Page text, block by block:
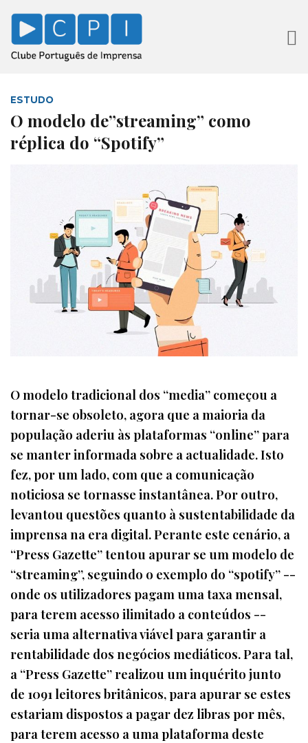
ESTUDO
O modelo de”streaming” como
réplica do “Spotify”
O modelo tradicional dos “media” começou a
tornar-se obsoleto, agora que a maioria da
população aderiu às plataformas “online” para
se manter informada sobre a actualidade. Isto
fez, por um lado, com que a comunicação
noticiosa se tornasse instantânea. Por outro,
levantou questões quanto à sustentabilidade da
imprensa na era digital. Perante este cenário, a
“Press Gazette” tentou apurar se um modelo de
“streaming”, seguindo o exemplo do “spotify” --
onde os utilizadores pagam uma taxa mensal,
para terem acesso ilimitado a conteúdos --
seria uma alternativa viável para garantir a
rentabilidade dos negócios mediáticos. Para tal,
a “Press Gazette” realizou um inquérito junto
de 1091 leitores britânicos, para apurar se estes
estariam dispostos a pagar dez libras por mês,
para terem acesso a uma plataforma deste